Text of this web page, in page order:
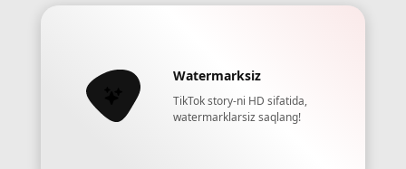
Watermarksiz
TikTok story-ni HD sifatida,
watermarklarsiz saqlang!